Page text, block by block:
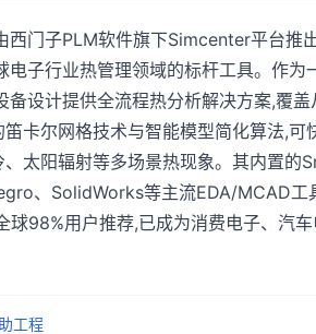
门子PLM软件旗下Simcenter平台推
电子行业热管理领域的标杆工具。作
备设计提供全流程热分析解决方案,覆
卡尔网格技术与智能模型简化算法,可
太阳辐射等多场景热现象。其内置的
、SolidWorks等主流EDA/MCAD工
球98%用户推荐,已成为消费电子、汽
工程